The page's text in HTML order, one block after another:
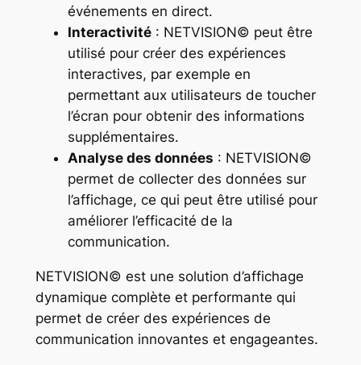
événements en direct.
Interactivité: NETVISION© peut être
utilisé pour créer des expériences
interactives, par exemple en
permettant aux utilisateurs de toucher
l’écran pour obtenir des informations
supplémentaires.
Analyse des données : NETVISION©
permet de collecter des données sur
l’affichage, ce qui peut être utilisé pour
améliorer l’efficacité de la
communication.
NETVISION© est une solution d’affichage
dynamique complète et performante qui
permet de créer des expériences de
communication innovantes et engageantes.